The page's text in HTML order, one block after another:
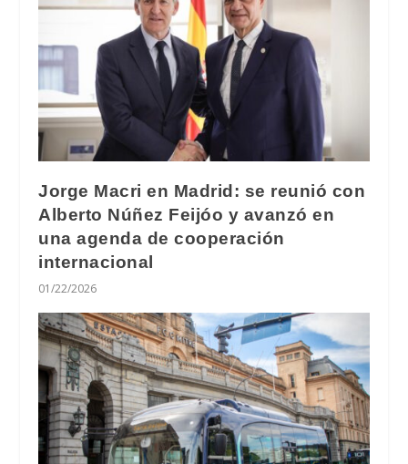
Jorge Macri en Madrid: se reunió con
Alberto Núñez Feijóo y avanzó en
una agenda de cooperación
internacional
01/22/2026